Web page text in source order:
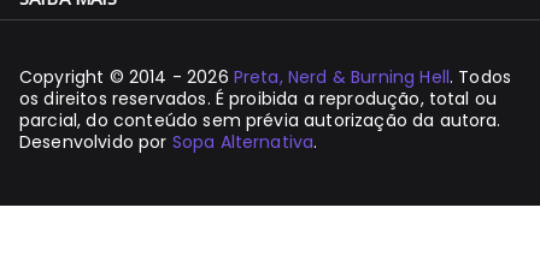
Copyright © 2014 - 2026 Preta, Nerd & Burning Hell. Todos
os direitos reservados. É proibida a reprodução, total ou
parcial, do conteúdo sem prévia autorização da autora.
Desenvolvido por Sopa Alternativa.